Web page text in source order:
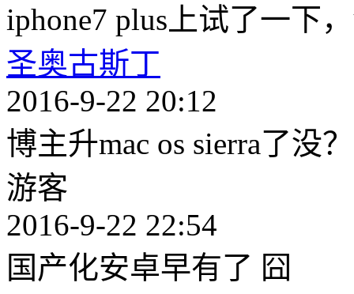
iphone7 plus上试了一下
圣奥古斯丁
2016-9-22 20:12
博主升mac os sierra了没？
游客
2016-9-22 22:54
国产化安卓早有了 囧